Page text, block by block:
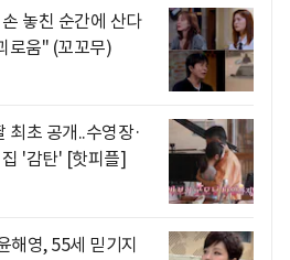
놓친 순간에 산다
로움" (꼬꼬무)
최초 공개..수영장·
'감탄' [핫피플]
영, 55세 믿기지